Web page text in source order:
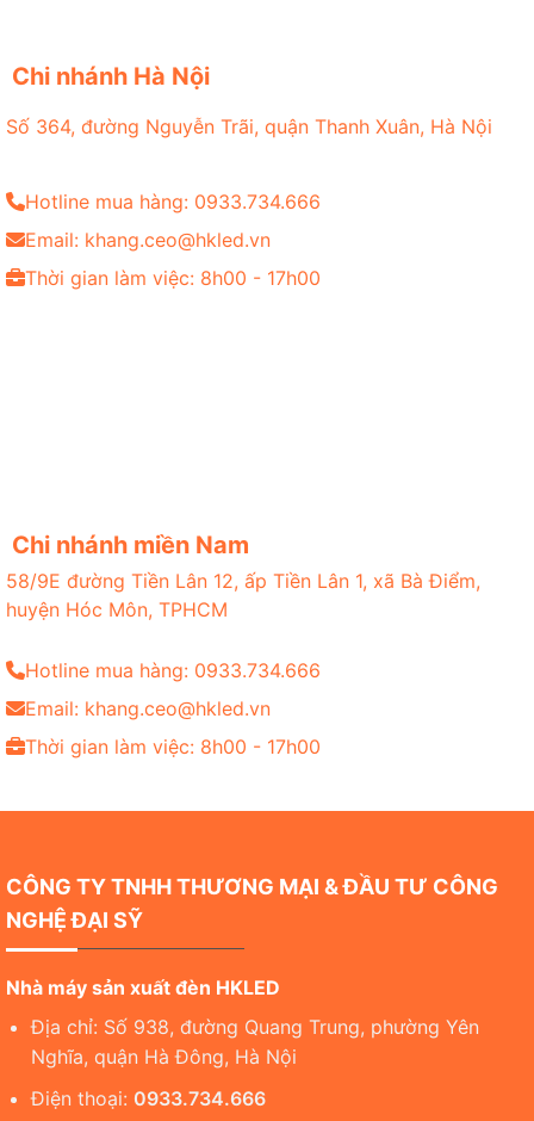
Chi nhánh Hà Nội
Số 364, đường Nguyễn Trãi, quận Thanh Xuân, Hà Nội
Hotline mua hàng: 0933.734.666
Email: khang.ceo@hkled.vn
Thời gian làm việc: 8h00 - 17h00
Chi nhánh miền Nam
58/9E đường Tiền Lân 12, ấp Tiền Lân 1, xã Bà Điểm,
huyện Hóc Môn, TPHCM
Hotline mua hàng: 0933.734.666
Email: khang.ceo@hkled.vn
Thời gian làm việc: 8h00 - 17h00
CÔNG TY TNHH THƯƠNG MẠI & ĐẦU TƯ CÔNG
NGHỆ ĐẠI SỸ
Nhà máy sản xuất đèn HKLED
Địa chỉ: Số 938, đường Quang Trung, phường Yên
Nghĩa, quận Hà Đông, Hà Nội
Điện thoại: 0933.734.666